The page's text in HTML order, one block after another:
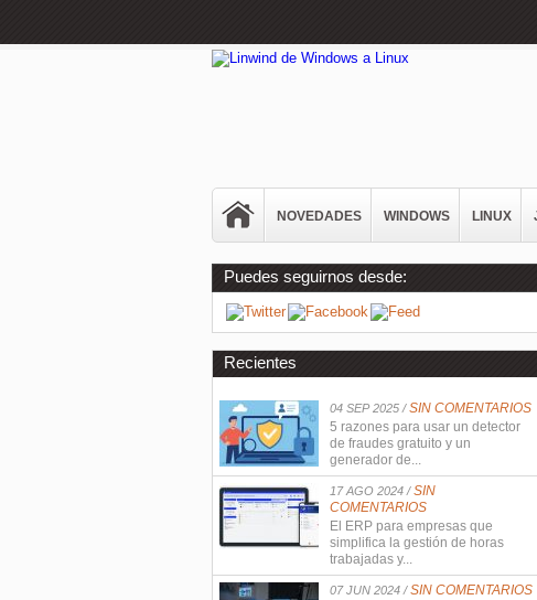
NOVEDADES WINDOWS LINUX
Puedes seguirnos desde:
Recientes
04 SEP 2025 /SIN COMENTARIOS
5 razones para usar un detector
de fraudes gratuito y un
generador de...
17 AGO 2024 /SIN
COMENTARIOS
El ERP para empresas que
simplifica la gestión de horas
trabajadas y...
07 JUN 2024 /SIN COMENTARIOS